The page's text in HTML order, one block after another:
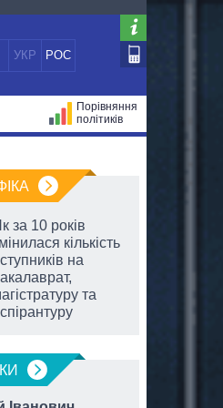
УКР РОС
Порівняння
політиків
за 10 років
кількість
на
та